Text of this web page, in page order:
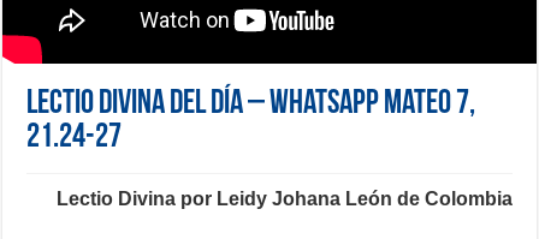
Lectio Divina del día – Whatsapp Mateo 7,
21.24-27
Lectio Divina por Leidy Johana León de Colombia